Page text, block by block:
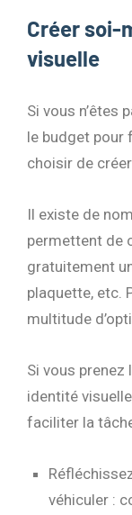
Créer soi-
visuelle
Si vous n’êtes
le budget pour
choisir de
Il existe de
permettent de
gratuitement
plaquette, etc.
multitude
Si vous prenez
identité
faciliter la
véhiculer :